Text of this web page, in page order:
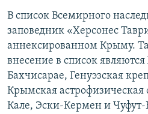
В список Всемирного
заповедник «Херсонес
аннексированном Крыму.
внесение в список
Бахчисарае, Генуэзская
Крымская астрофизическая
Кале, Эски-Кермен и Чуфут-